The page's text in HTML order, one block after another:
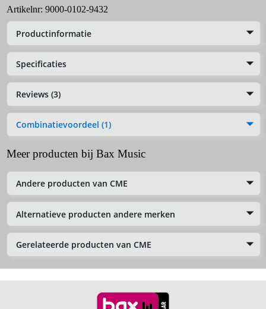
Artikelnr: 9000-0102-9432
Productinformatie
Specificaties
Reviews (3)
Combinatievoordeel (1)
Meer producten bij Bax Music
Andere producten van CME
Alternatieve producten andere merken
Gerelateerde producten van CME